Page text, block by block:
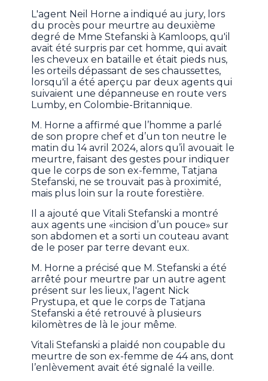
L'agent Neil Horne a indiqué au jury, lors
du procès pour meurtre au deuxième
degré de Mme Stefanski à Kamloops, qu'il
avait été surpris par cet homme, qui avait
les cheveux en bataille et était pieds nus,
les orteils dépassant de ses chaussettes,
lorsqu'il a été aperçu par deux agents qui
suivaient une dépanneuse en route vers
Lumby, en Colombie-Britannique.
M. Horne a affirmé que l’homme a parlé
de son propre chef et d’un ton neutre le
matin du 14 avril 2024, alors qu’il avouait le
meurtre, faisant des gestes pour indiquer
que le corps de son ex-femme, Tatjana
Stefanski, ne se trouvait pas à proximité,
mais plus loin sur la route forestière.
Il a ajouté que Vitali Stefanski a montré
aux agents une «incision d’un pouce» sur
son abdomen et a sorti un couteau avant
de le poser par terre devant eux.
M. Horne a précisé que M. Stefanski a été
arrêté pour meurtre par un autre agent
présent sur les lieux, l'agent Nick
Prystupa, et que le corps de Tatjana
Stefanski a été retrouvé à plusieurs
kilomètres de là le jour même.
Vitali Stefanski a plaidé non coupable du
meurtre de son ex-femme de 44 ans, dont
l’enlèvement avait été signalé la veille.